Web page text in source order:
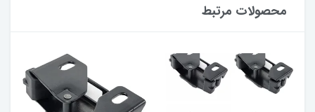
محصولات مرتبط